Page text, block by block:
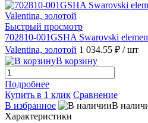
Быстрый просмотр
702810-001GSHA Swarovski
Valentina, золотой 1 034.55 ₽ / шт
В корзину
Подробнее
Купить в 1 клик Сравнение
В избранное
В
Характеристики